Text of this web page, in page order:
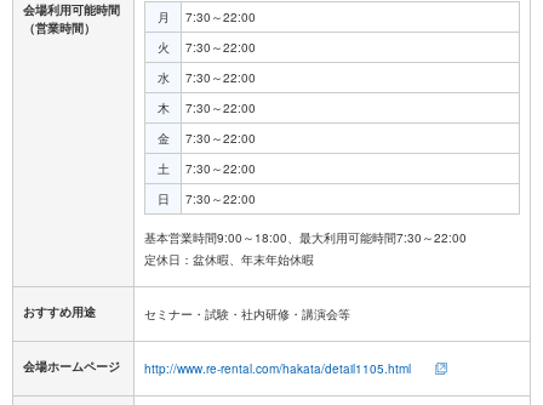
会場利用可能時間
（営業時間）
月
7:30～22:00
火
7:30～22:00
水
7:30～22:00
木
7:30～22:00
金
7:30～22:00
土
7:30～22:00
日
7:30～22:00
基本営業時間9:00～18:00、最大利用可能時間7:30～22:00
おすすめ用途 セミナー・試験・社内研修・講演会等
会場ホームページ http://www.re-rental.com/hakata/detail1105.html